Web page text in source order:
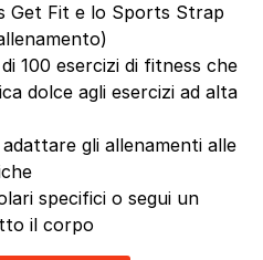
Get Fit e lo Sports Strap
100 esercizi di fitness che
dolce agli esercizi ad alta
gli allenamenti alle
specifici o segui un
il corpo